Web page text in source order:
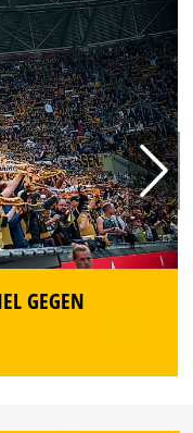
GEGEN